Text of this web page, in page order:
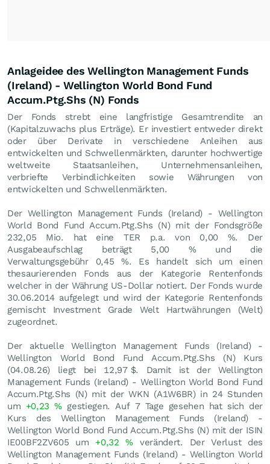
Anlageidee des Wellington Management Funds
(Ireland) - Wellington World Bond Fund
Accum.Ptg.Shs (N) Fonds
Der Fonds strebt eine langfristige Gesamtrendite an
(Kapitalzuwachs plus Erträge). Er investiert entweder direkt
oder über Derivate in verschiedene Anleihen aus
entwickelten und Schwellenmärkten, darunter hochwertige
weltweite Staatsanleihen, Unternehmensanleihen,
verbriefte Verbindlichkeiten sowie Währungen von
entwickelten und Schwellenmärkten.
Der Wellington Management Funds (Ireland) - Wellington
World Bond Fund Accum.Ptg.Shs (N) mit der Fondsgröße
232,05 Mio. hat eine TER p.a. von 0,00 %. Der
Ausgabeaufschlag beträgt 5,00 % und die
Verwaltungsgebühr 0,45 %. Es handelt sich um einen
thesaurierenden Fonds aus der Kategorie Rentenfonds
welcher in der Währung US-Dollar notiert. Der Fonds wurde
30.06.2014 aufgelegt und wird der Kategorie Rentenfonds
gemischt Investment Grade Welt Hartwährungen (Welt)
zugeordnet.
Der aktuelle Wellington Management Funds (Ireland) -
Wellington World Bond Fund Accum.Ptg.Shs (N) Kurs
(04.08.26) liegt bei 12,97 $. Damit ist der Wellington
Management Funds (Ireland) - Wellington World Bond Fund
Accum.Ptg.Shs (N) mit der WKN (A1W6BR) in 24 Stunden
um +0,23%gestiegen. Auf 7 Tage gesehen hat sich der
Kurs des Wellington Management Funds (Ireland) -
Wellington World Bond Fund Accum.Ptg.Shs (N) mit der ISIN
IE00BF2ZV605 um +0,32% verändert. Der Verlust des
Wellington Management Funds (Ireland) - Wellington World